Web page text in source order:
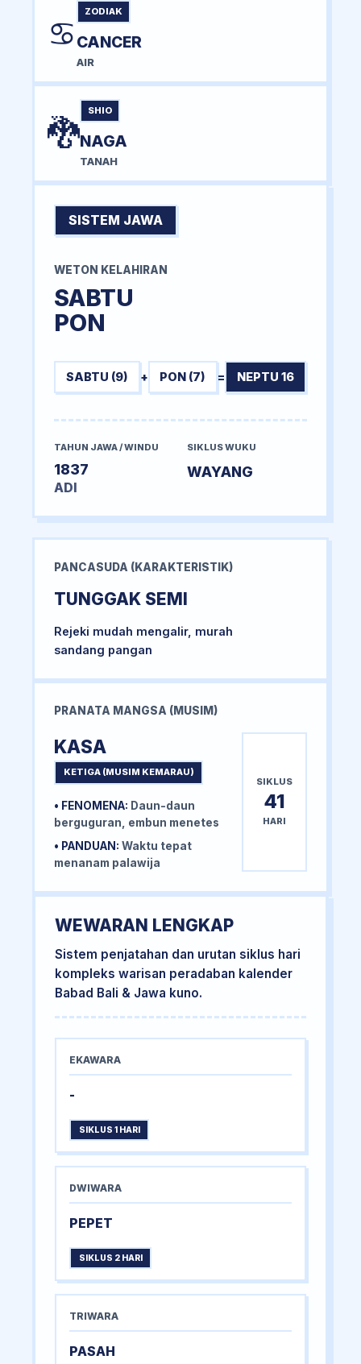
♋
ZODIAK
CANCER
AIR
🐉
SHIO
NAGA
TANAH
SISTEM JAWA
WETON KELAHIRAN
SABTU
PON
SABTU (9) + PON (7) = NEPTU 16
TAHUN JAWA / WINDU
1837
ADI
SIKLUS WUKU
WAYANG
PANCASUDA (KARAKTERISTIK)
TUNGGAK SEMI
Rejeki mudah mengalir, murah
sandang pangan
PRANATA MANGSA (MUSIM)
KASA
KETIGA (MUSIM KEMARAU)
• FENOMENA: Daun-daun
berguguran, embun menetes
• PANDUAN: Waktu tepat
menanam palawija
SIKLUS
41
HARI
WEWARAN LENGKAP
Sistem penjatahan dan urutan siklus hari
kompleks warisan peradaban kalender
Babad Bali & Jawa kuno.
EKAWARA
-
SIKLUS 1 HARI
DWIWARA
PEPET
SIKLUS 2 HARI
TRIWARA
PASAH